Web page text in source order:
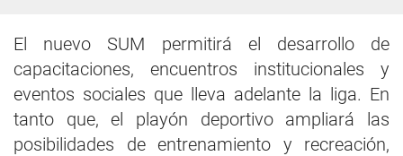
El nuevo SUM permitirá el desarrollo de
capacitaciones, encuentros institucionales y
eventos sociales que lleva adelante la liga. En
tanto que, el playón deportivo ampliará las
posibilidades de entrenamiento y recreación,